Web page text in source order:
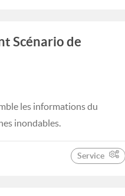
Scénario de
les informations du
inondables.
Service